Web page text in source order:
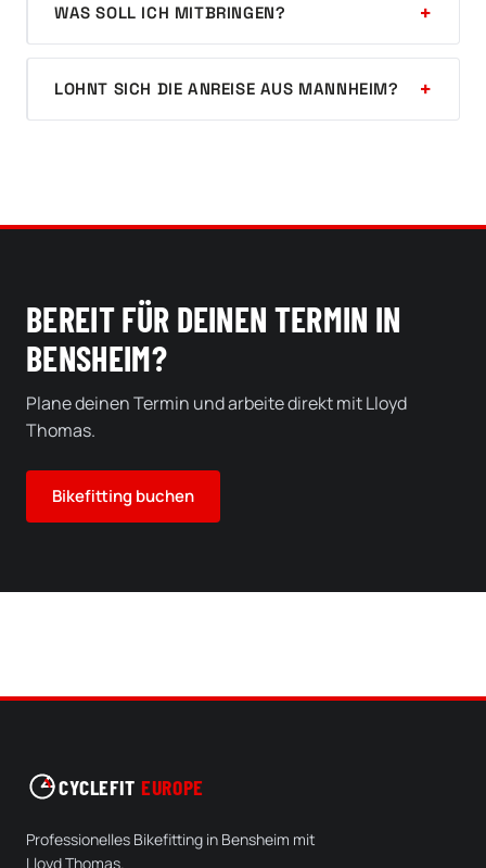
WAS SOLL ICH MITBRINGEN?
LOHNT SICH DIE ANREISE AUS MANNHEIM?
BEREIT FÜR DEINEN TERMIN IN
BENSHEIM?
Plane deinen Termin und arbeite direkt mit Lloyd
Thomas.
Bikefitting buchen
CYCLEFIT EUROPE
Professionelles Bikefitting in Bensheim mit
Lloyd Thomas.